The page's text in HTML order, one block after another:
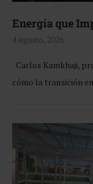
Energía que
4 agosto, 2026
Carlos Kamkhaji,
cómo la transición